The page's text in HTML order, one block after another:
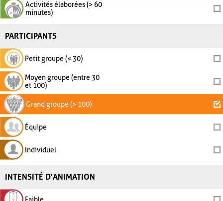
Activités élaborées (> 60
minutes)
PARTICIPANTS
Petit groupe (< 30)
Moyen groupe (entre 30
et 100)
Grand groupe (> 100)
Équipe
Individuel
INTENSITÉ D'ANIMATION
Faible